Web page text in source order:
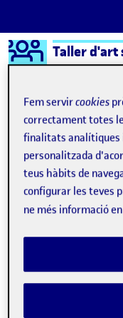
Saltar al contingut
Logo Ágora
Taller d'art
Semestre 20242 - Aula
Sacar
Tres
Publicat per
Úrsula
Data de
Fem servircookies
correctament totes
finalitats
personalitzada
teus hàbits de
configurar les teves
ne més informació